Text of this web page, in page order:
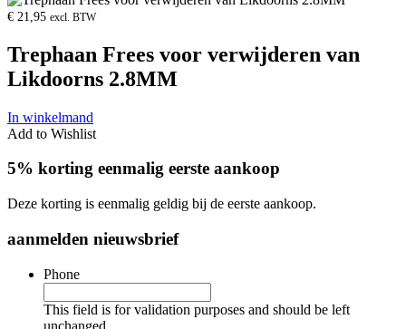
€ 21,95 excl. BTW
Trephaan Frees voor verwijderen van
Likdoorns 2.8MM
In winkelmand
Add to Wishlist
5% korting eenmalig eerste aankoop
Deze korting is eenmalig geldig bij de eerste aankoop.
aanmelden nieuwsbrief
Phone
This field is for validation purposes and should be left
unchanged.